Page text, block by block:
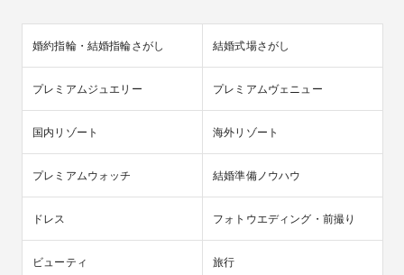
婚約指輪・結婚指輪さがし 結婚式場さがし
プレミアムジュエリー プレミアムヴェニュー
国内リゾート 海外リゾート
プレミアムウォッチ 結婚準備ノウハウ
ドレス フォトウエディング・前撮り
ビューティ 旅行